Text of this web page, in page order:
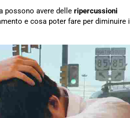
possono avere delle ripercussioni
e cosa poter fare per diminuire i